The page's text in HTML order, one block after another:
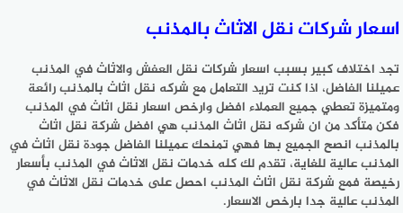
اسعار شركات نقل الاثاث بالمذنب
تجد اختلاف كبير بسبب اسعار شركات نقل العفش والاثاث في المذنب
عميلنا الفاضل، اذا كنت تريد التعامل مع شركه نقل اثاث بالمذنب رائعة
ومتميزة تعطي جميع العملاء افضل وارخص اسعار نقل اثاث في المذنب
فكن متأكد من ان شركه نقل اثاث المذنب هي افضل شركة نقل اثاث
بالمذنب انصح الجميع بها فهي تمنحك عميلنا الفاضل جودة نقل اثاث في
المذنب عالية للغاية، تقدم لك كله خدمات نقل الاثاث في المذنب بأسعار
رخيصة فمع شركة نقل اثاث المذنب احصل على خدمات نقل الاثاث في
المذنب عالية جدا بارخص الاسعار.